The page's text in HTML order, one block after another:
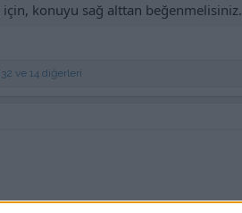
konuyu sağ alttan beğenmelisiniz.
ve 14 diğerleri